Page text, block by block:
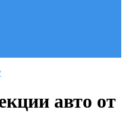
авто от